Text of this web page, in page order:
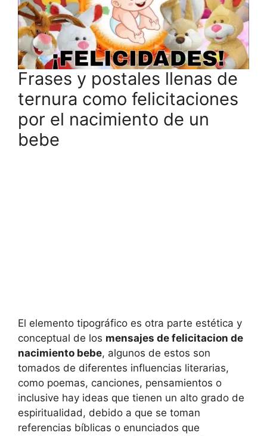
Frases y postales llenas de
ternura como felicitaciones
por el nacimiento de un
bebe
El elemento tipográfico es otra parte estética y
conceptual de los mensajes de felicitacion de
nacimiento bebe, algunos de estos son
tomados de diferentes influencias literarias,
como poemas, canciones, pensamientos o
inclusive hay ideas que tienen un alto grado de
espiritualidad, debido a que se toman
referencias bíblicas o enunciados que